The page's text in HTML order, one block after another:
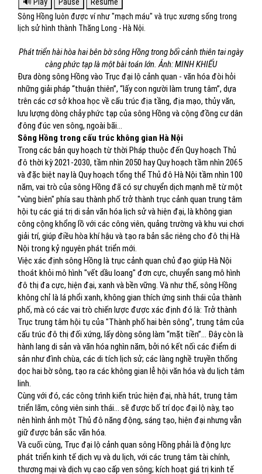
Sông Hồng luôn được ví như "mạch máu" và trục xương sống trong
lịch sử hình thành Thăng Long - Hà Nội.
Phát triển hài hòa hai bên bờ sông Hồng trong bối cảnh thiên tai ngày
càng phức tạp là một bài toán lớn. Ảnh: MINH KHIẾU
Đưa dòng sông Hồng vào Trục đại lộ cảnh quan - văn hóa đòi hỏi
những giải pháp “thuận thiên”, “lấy con người làm trung tâm”, dựa
trên các cơ sở khoa học về cấu trúc địa tầng, địa mạo, thủy văn,
lưu lượng dòng chảy phức tạp của sông Hồng và cộng đồng cư dân
đông đúc ven sông, ngoài bãi…
Sông Hồng trong cấu trúc không gian Hà Nội
Trong các bản quy hoạch từ thời Pháp thuộc đến Quy hoạch Thủ
đô thời kỳ 2021-2030, tầm nhìn 2050 hay Quy hoạch tầm nhìn 2065
và đặc biệt nay là Quy hoạch tổng thể Thủ đô Hà Nội tầm nhìn 100
năm, vai trò của sông Hồng đã có sự chuyển dịch mạnh mẽ từ một
"vùng biên" phía sau thành phố trở thành trục cảnh quan trung tâm
hội tụ các giá trị di sản văn hóa lịch sử và hiện đại, là không gian
công cộng khổng lồ với các công viên, quảng trường và khu vui chơi
giải trí, giúp điều hòa khí hậu và tạo ra bản sắc riêng cho đô thị Hà
Nội trong kỷ nguyên phát triển mới.
Việc xác định sông Hồng là trục cảnh quan chủ đạo giúp Hà Nội
thoát khỏi mô hình "vết dầu loang" đơn cực, chuyển sang mô hình
đô thị đa cực, hiện đại, xanh và bền vững. Và như thế, sông Hồng
không chỉ là lá phổi xanh, không gian thích ứng sinh thái của thành
phố, mà có các vai trò chiến lược được xác định đó là: Trở thành
Trục trung tâm hội tụ của "Thành phố hai bên sông", trung tâm của
cấu trúc đô thị đối xứng, lấy dòng sông làm “mặt tiền”… Đây còn là
hành lang di sản và văn hóa nghìn năm, bởi nó kết nối các điểm di
sản như đình chùa, các di tích lịch sử; các làng nghề truyền thống
dọc hai bờ sông, tạo ra các không gian lễ hội văn hóa và du lịch tâm
linh.
Cùng với đó, các công trình kiến trúc hiện đại, nhà hát, trung tâm
triển lãm, công viên sinh thái… sẽ được bố trí dọc đại lộ này, tạo
nên hình ảnh một Thủ đô năng động, sáng tạo, hiện đại nhưng vẫn
giữ được bản sắc văn hóa.
Và cuối cùng, Trục đại lộ cảnh quan sông Hồng phải là động lực
phát triển kinh tế dịch vụ và du lịch, với các trung tâm tài chính,
thương mại và dịch vụ cao cấp ven sông; kích hoạt giá trị kinh tế